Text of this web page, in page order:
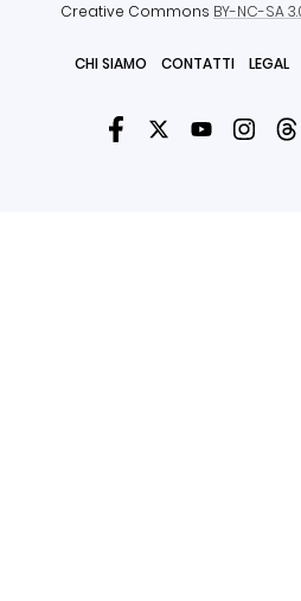
Creative Commons BY-NC-SA
CHI SIAMO CONTATTI LEGAL